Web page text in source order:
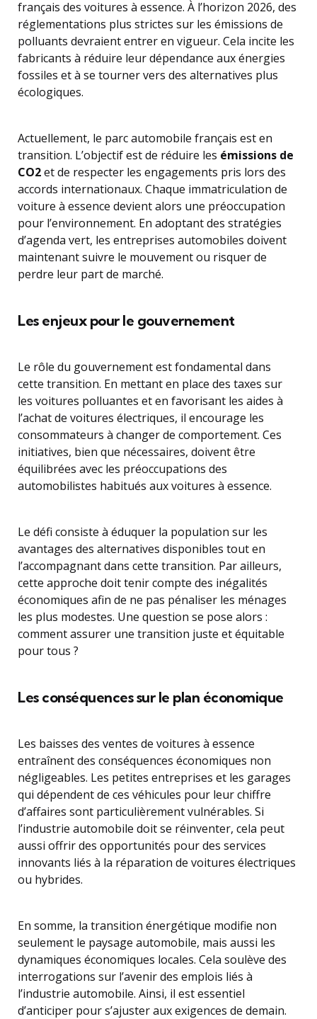
français des voitures à essence. À l’horizon 2026, des
réglementations plus strictes sur les émissions de
polluants devraient entrer en vigueur. Cela incite les
fabricants à réduire leur dépendance aux énergies
fossiles et à se tourner vers des alternatives plus
écologiques.
Actuellement, le parc automobile français est en
transition. L’objectif est de réduire les émissions de
CO2et de respecter les engagements pris lors des
accords internationaux. Chaque immatriculation de
voiture à essence devient alors une préoccupation
pour l’environnement. En adoptant des stratégies
d’agenda vert, les entreprises automobiles doivent
maintenant suivre le mouvement ou risquer de
perdre leur part de marché.
Les enjeux pour le gouvernement
Le rôle du gouvernement est fondamental dans
cette transition. En mettant en place des taxes sur
les voitures polluantes et en favorisant les aides à
l’achat de voitures électriques, il encourage les
consommateurs à changer de comportement. Ces
initiatives, bien que nécessaires, doivent être
équilibrées avec les préoccupations des
automobilistes habitués aux voitures à essence.
Le défi consiste à éduquer la population sur les
avantages des alternatives disponibles tout en
l’accompagnant dans cette transition. Par ailleurs,
cette approche doit tenir compte des inégalités
économiques afin de ne pas pénaliser les ménages
les plus modestes. Une question se pose alors :
comment assurer une transition juste et équitable
pour tous ?
Les conséquences sur le plan économique
Les baisses des ventes de voitures à essence
entraînent des conséquences économiques non
négligeables. Les petites entreprises et les garages
qui dépendent de ces véhicules pour leur chiffre
d’affaires sont particulièrement vulnérables. Si
l’industrie automobile doit se réinventer, cela peut
aussi offrir des opportunités pour des services
innovants liés à la réparation de voitures électriques
ou hybrides.
En somme, la transition énergétique modifie non
seulement le paysage automobile, mais aussi les
dynamiques économiques locales. Cela soulève des
interrogations sur l’avenir des emplois liés à
l’industrie automobile. Ainsi, il est essentiel
d’anticiper pour s’ajuster aux exigences de demain.